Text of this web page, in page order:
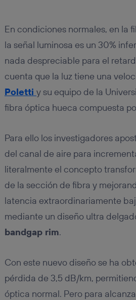
En condiciones normales, en la
la señal luminosa es un 30%
nada despreciable para el
cuenta que la luz tiene una
Poletti y su equipo de la
fibra óptica hueca compuesta
Para ello los investigadores
del canal de aire para
literalmente el concepto
de la sección de fibra y
latencia extraordinariamente
mediante un diseño ultra
bandgap rim.
Con este nuevo diseño se ha
pérdida de 3,5 dB/km,
óptica normal. Pero para